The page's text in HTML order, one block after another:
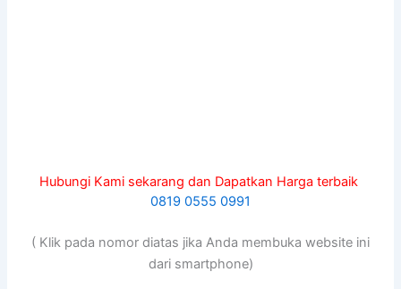
Hubungi Kami sekarang dan Dapatkan Harga terbaik
0819 0555 0991
( Klik pada nomor diatas jika Anda membuka website ini
dari smartphone)